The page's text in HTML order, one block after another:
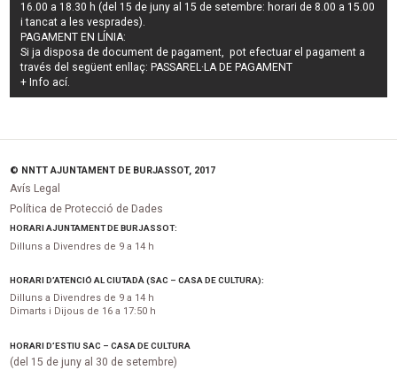
16.00 a 18.30 h (del 15 de juny al 15 de setembre: horari de 8.00 a 15.00
i tancat a les vesprades).
PAGAMENT EN LÍNIA:
Si ja disposa de document de pagament, pot efectuar el pagament a
través del següent enllaç: PASSAREL·LA DE PAGAMENT
+ Info ací.
© NNTT AJUNTAMENT DE BURJASSOT, 2017
Avís Legal
Política de Protecció de Dades
HORARI AJUNTAMENT DE BURJASSOT:
Dilluns a Divendres de 9 a 14 h
HORARI D’ATENCIÓ AL CIUTADÀ (SAC – CASA DE CULTURA):
Dilluns a Divendres de 9 a 14 h
Dimarts i Dijous de 16 a 17:50 h
HORARI D’ESTIU SAC – CASA DE CULTURA
(del 15 de juny al 30 de setembre)